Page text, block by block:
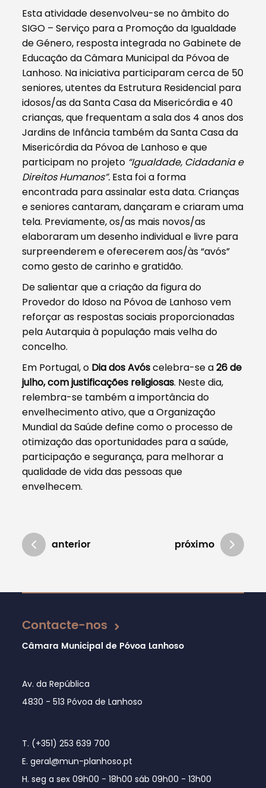
Esta atividade desenvolveu-se no âmbito do
SIGO – Serviço para a Promoção da Igualdade
de Género, resposta integrada no Gabinete de
Educação da Câmara Municipal da Póvoa de
Lanhoso. Na iniciativa participaram cerca de 50
seniores, utentes da Estrutura Residencial para
idosos/as da Santa Casa da Misericórdia e 40
crianças, que frequentam a sala dos 4 anos dos
Jardins de Infância também da Santa Casa da
Misericórdia da Póvoa de Lanhoso e que
participam no projeto “Igualdade, Cidadania e
Direitos Humanos”. Esta foi a forma
encontrada para assinalar esta data. Crianças
e seniores cantaram, dançaram e criaram uma
tela. Previamente, os/as mais novos/as
elaboraram um desenho individual e livre para
surpreenderem e oferecerem aos/às “avós”
como gesto de carinho e gratidão.
De salientar que a criação da figura do
Provedor do Idoso na Póvoa de Lanhoso vem
reforçar as respostas sociais proporcionadas
pela Autarquia à população mais velha do
concelho.
Em Portugal, o Dia dos Avóscelebra-se a26 de
julho, com justificações religiosas. Neste dia,
relembra-se também a importância do
envelhecimento ativo, que a Organização
Mundial da Saúde define como o processo de
otimização das oportunidades para a saúde,
participação e segurança, para melhorar a
qualidade de vida das pessoas que
envelhecem.
anterior próximo
Atualizado em 26/07/2018
Contacte-nos
Câmara Municipal de Póvoa Lanhoso
Av. da República
4830 - 513 Póvoa de Lanhoso
T. (+351) 253 639 700
E. geral@mun-planhoso.pt
H. seg a sex 09h00 - 18h00 sáb 09h00 - 13h00